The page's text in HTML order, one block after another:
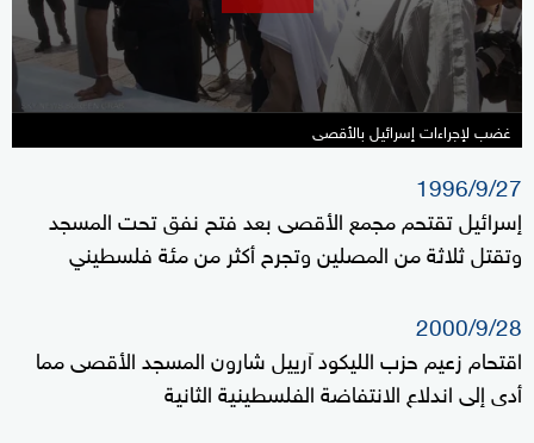
غضب لإجراءات إسرائيل بالأقصى
1996/9/27
إسرائيل تقتحم مجمع الأقصى بعد فتح نفق تحت المسجد
وتقتل ثلاثة من المصلين وتجرح أكثر من مئة فلسطيني
2000/9/28
اقتحام زعيم حزب الليكود آرييل شارون المسجد الأقصى مما
أدى إلى اندلاع الانتفاضة الفلسطينية الثانية